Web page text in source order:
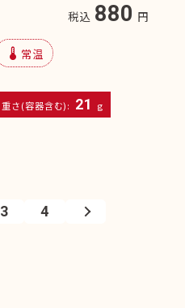
税込 880 円
device_thermostat 常温
重さ(容器含む): 21 g
3 4